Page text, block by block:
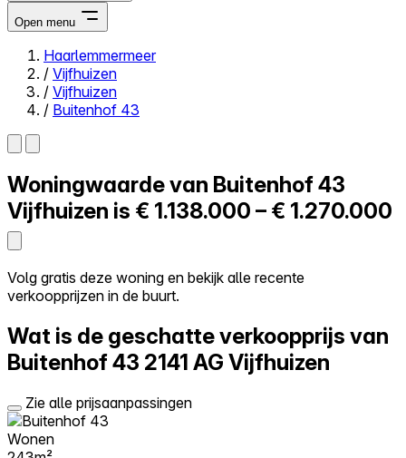
Open menu
Close menu
Zelf kopen
Alles-in-één
Reviews
Log in
Probeer Walter gratis
Haarlemmermeer
/ Vijfhuizen
/ Vijfhuizen
/ Buitenhof 43
Woningwaarde van Buitenhof 43
Vijfhuizen is € 1.138.000 – € 1.270.000
Volg gratis deze woning en bekijk alle recente
verkoopprijzen in de buurt.
Wat is de geschatte verkoopprijs van
Buitenhof 43 2141 AG Vijfhuizen
Zie alle prijsaanpassingen
Wonen